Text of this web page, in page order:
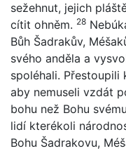
sežehnut, jejich
cítit ohněm. 28
Bůh Šadrakův,
svého anděla a
spoléhali.
aby nemuseli vzdát
bohu než Bohu
lidí kterékoli
Bohu Šadrakovu,